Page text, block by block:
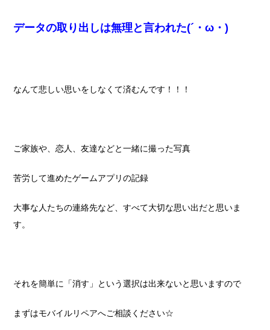
データの取り出しは無理と言われた(´・ω・)
なんて悲しい思いをしなくて済むんです！！！
ご家族や、恋人、友達などと一緒に撮った写真
苦労して進めたゲームアプリの記録
大事な人たちの連絡先など、すべて大切な思い出だと思いま
す。
それを簡単に「消す」という選択は出来ないと思いますので
まずはモバイルリペアへご相談ください☆